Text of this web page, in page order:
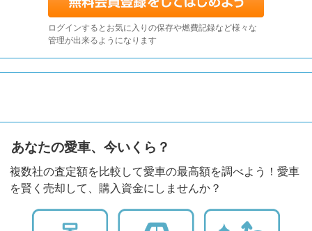
ログインするとお気に入りの保存や燃費記録など様々な
管理が出来るようになります
あなたの愛車、今いくら？
複数社の査定額を比較して愛車の最高額を調べよう！愛車
を賢く売却して、購入資金にしませんか？